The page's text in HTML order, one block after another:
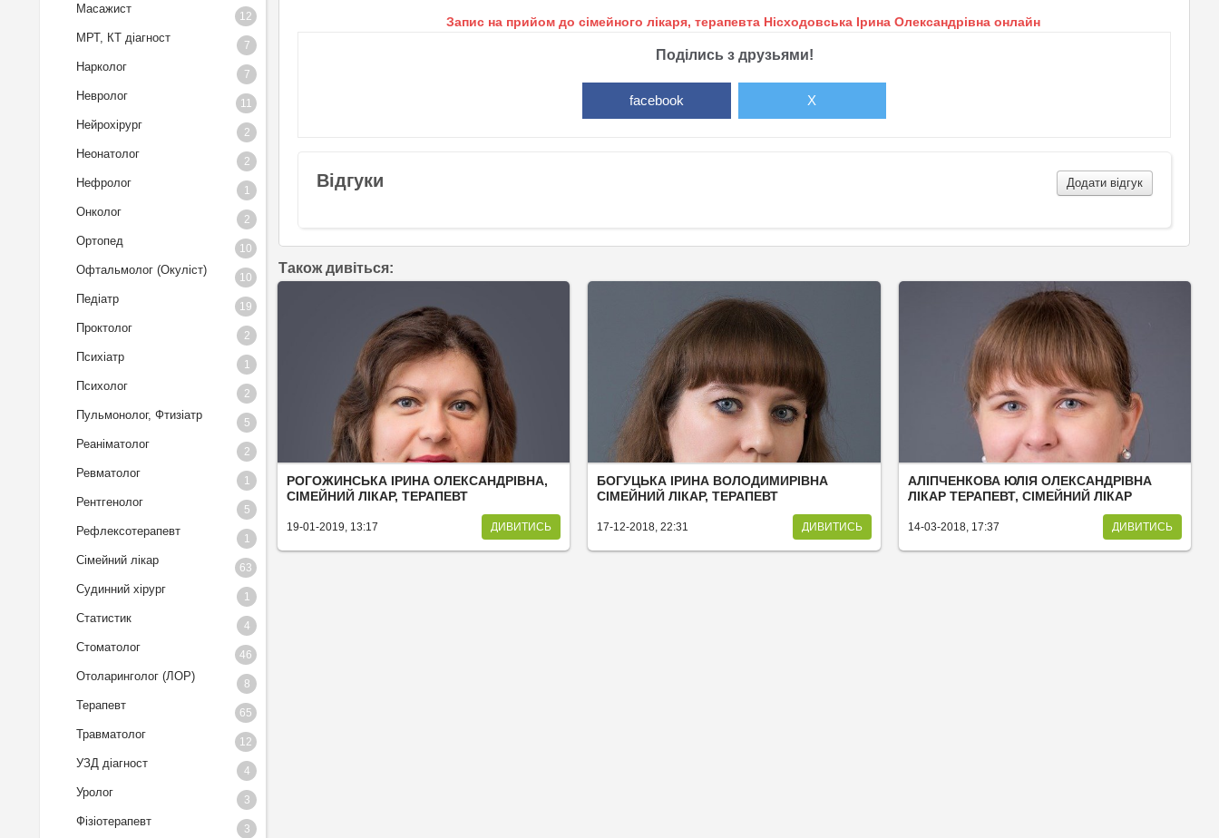
Масажист
12
МРТ, КТ діагност
7
Нарколог
7
Невролог
11
Нейрохірург
2
Неонатолог
2
Нефролог
1
Онколог
2
Ортопед
10
Офтальмолог (Окуліст)
10
Педіатр
19
Проктолог
2
Психіатр
1
Психолог
2
Пульмонолог, Фтизіатр
5
Реаніматолог
2
Ревматолог
1
Рентгенолог
5
Рефлексотерапевт
1
Сімейний лікар
63
Судинний хірург
1
Статистик
4
Стоматолог
46
Отоларинголог (ЛОР)
8
Терапевт
65
Травматолог
12
УЗД діагност
4
Уролог
3
Фізіотерапевт
3
Запис на прийом до сімейного лікаря, терапевта Нісходовська Ірина Олександрівна онлайн
Поділись з друзьями!
facebook X
Відгуки Додати відгук
Також дивіться:
РОГОЖИНСЬКА ІРИНА ОЛЕКСАНДРІВНА,
СІМЕЙНИЙ ЛІКАР, ТЕРАПЕВТ
19-01-2019, 13:17 ДИВИТИСЬ
БОГУЦЬКА ІРИНА ВОЛОДИМИРІВНА
СІМЕЙНИЙ ЛІКАР, ТЕРАПЕВТ
17-12-2018, 22:31 ДИВИТИСЬ
АЛІПЧЕНКОВА ЮЛІЯ ОЛЕКСАНДРІВНА
ЛІКАР ТЕРАПЕВТ, СІМЕЙНИЙ ЛІКАР
14-03-2018, 17:37 ДИВИТИСЬ